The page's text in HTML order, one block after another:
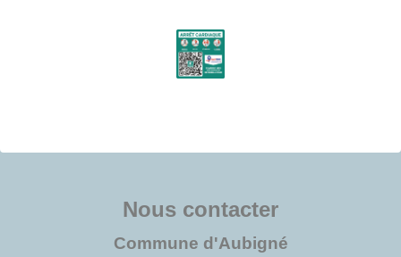
Nous contacter
Commune d'Aubigné